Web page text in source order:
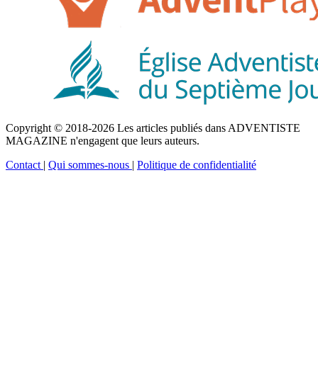
Copyright © 2018-2026 Les articles publiés dans ADVENTISTE
MAGAZINE n'engagent que leurs auteurs.
Contact | Qui sommes-nous | Politique de confidentialité